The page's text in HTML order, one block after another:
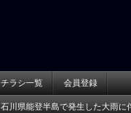
チラシ一覧 会員登録
石川県能登半島で発生した大雨に